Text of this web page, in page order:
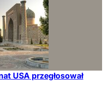
USA przegłosował